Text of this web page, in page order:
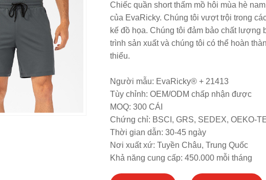
Chiếc quần short thấm mồ hôi mùa hè
của EvaRicky. Chúng tôi vượt trội trong
kế đồ họa. Chúng tôi đảm bảo chất lượng
trình sản xuất và chúng tôi có thể hoàn
thiểu.
Người mẫu: EvaRicky® + 21413
Tùy chỉnh: OEM/ODM chấp nhận được
MOQ: 300 CÁI
Chứng chỉ: BSCI, GRS, SEDEX, OEKO-
Thời gian dẫn: 30-45 ngày
Nơi xuất xứ: Tuyền Châu, Trung Quốc
Khả năng cung cấp: 450.000 mỗi tháng